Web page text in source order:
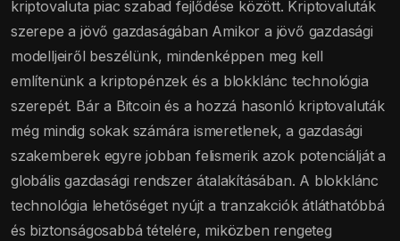
kriptovaluta piac szabad fejlődése között. Kriptovaluták
szerepe a jövő gazdaságában Amikor a jövő gazdasági
modelljeiről beszélünk, mindenképpen meg kell
említenünk a kriptopénzek és a blokklánc technológia
szerepét. Bár a Bitcoin és a hozzá hasonló kriptovaluták
még mindig sokak számára ismeretlenek, a gazdasági
szakemberek egyre jobban felismerik azok potenciálját a
globális gazdasági rendszer átalakításában. A blokklánc
technológia lehetőséget nyújt a tranzakciók átláthatóbbá
és biztonságosabbá tételére, miközben rengeteg